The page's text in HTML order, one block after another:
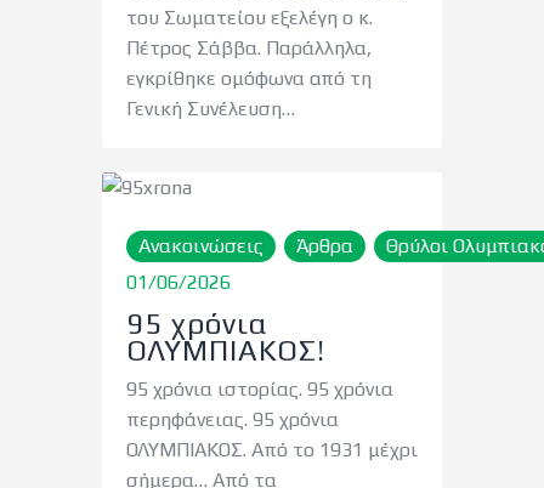
του Σωματείου εξελέγη ο κ.
Πέτρος Σάββα. Παράλληλα,
εγκρίθηκε ομόφωνα από τη
Γενική Συνέλευση…
Ανακοινώσεις Άρθρα
Θρύλοι
01/06/2026
95 χρόνια
ΟΛΥΜΠΙΑΚΟΣ!
95 χρόνια ιστορίας. 95 χρόνια
περηφάνειας. 95 χρόνια
ΟΛΥΜΠΙΑΚΟΣ. Από το 1931 μέχρι
σήμερα… Από τα